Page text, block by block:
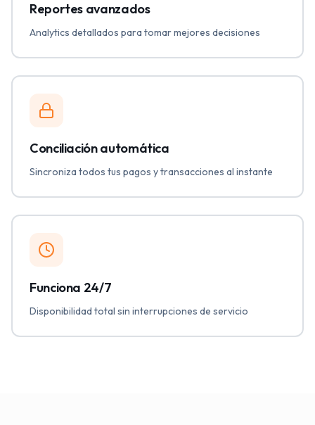
Reportes avanzados
Analytics detallados para tomar mejores decisiones
Conciliación automática
Sincroniza todos tus pagos y transacciones al instante
Funciona 24/7
Disponibilidad total sin interrupciones de servicio